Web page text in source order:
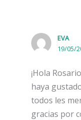
EVA
19/05/
¡Hola
haya
todos les
gracias por